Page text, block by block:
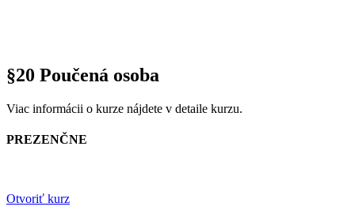
§20 Poučená osoba
Viac informácii o kurze nájdete v detaile kurzu.
PREZENČNE
Otvoriť kurz